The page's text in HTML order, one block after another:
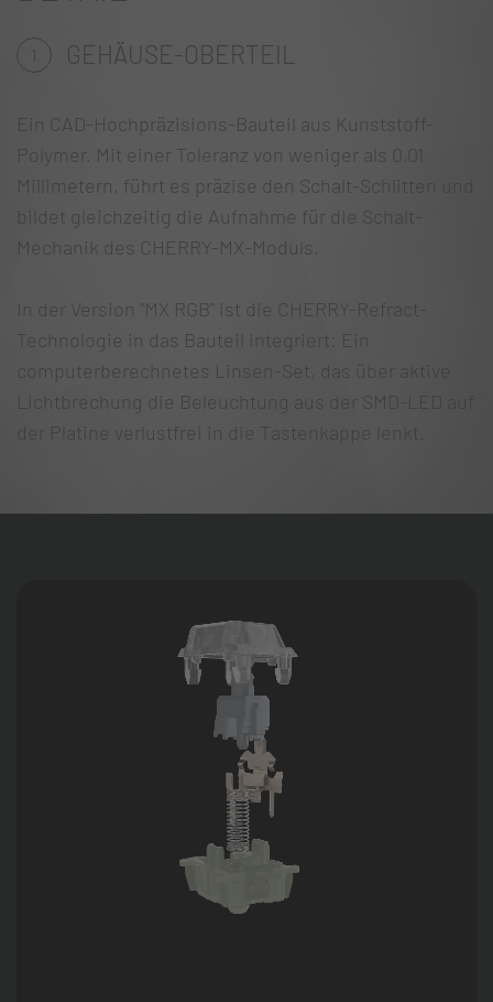
1 GEHÄUSE-OBERTEIL
Ein CAD-Hochpräzisions-Bauteil aus Kunststoff-
Polymer. Mit einer Toleranz von weniger als 0,01
Millimetern, führt es präzise den Schalt-Schlitten und
bildet gleichzeitig die Aufnahme für die Schalt-
Mechanik des CHERRY-MX-Moduls.
In der Version "MX RGB" ist die CHERRY-Refract-
Technologie in das Bauteil integriert: Ein
computerberechnetes Linsen-Set, das über aktive
Lichtbrechung die Beleuchtung aus der SMD-LED auf
der Platine verlustfrei in die Tastenkappe lenkt.